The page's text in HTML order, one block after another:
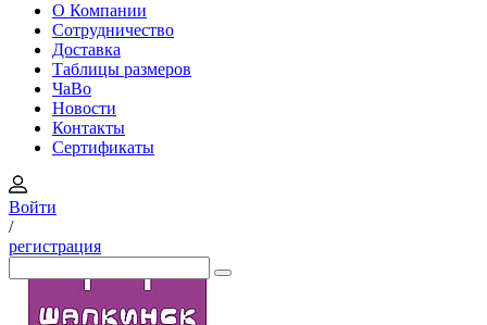
О Компании
Сотрудничество
Доставка
Таблицы размеров
ЧаВо
Новости
Контакты
Сертификаты
Войти
/
регистрация